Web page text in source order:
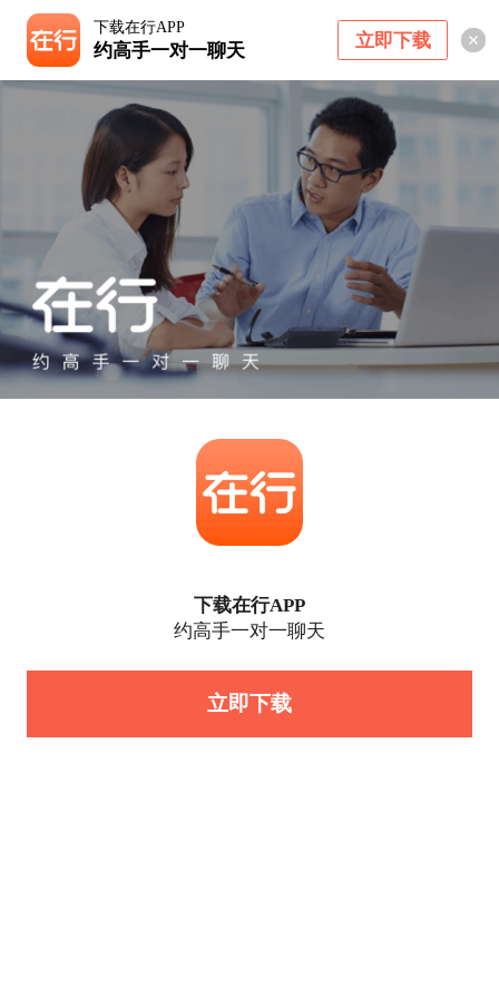
下载在行APP
约高手一对一聊天 立即下载
下载在行APP
约高手一对一聊天
立即下载